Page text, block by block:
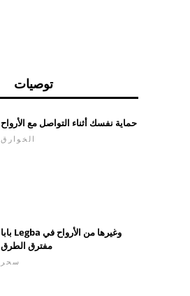
توصيات
حماية نفسك أثناء التواصل مع الأرواح
الخوارق
بابا Legba وغيرها من الأرواح في
مفترق الطرق
سحر